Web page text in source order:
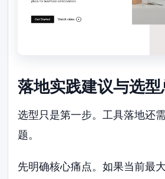
落地实践建议与选
选型只是第一步。工具落地还
题。
先明确核心痛点。如果当前最